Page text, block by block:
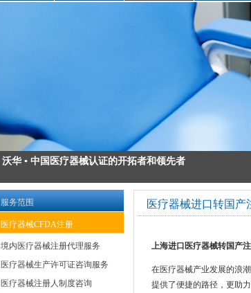
沃华 ▪ 中国医疗器械认证的开拓者和领先者
医疗器械注册 ▪ 为您的安全承诺
医疗器械出口认证 ▪ 出口方案解决专家
医疗器械GMP质量管理规范 ▪ 我们力求精益求精
服务范围
医疗器械CFDA注册
境内医疗器械注册代理服务
医疗器械生产许可证咨询服务
医疗器械注册人制度咨询
医疗器械进口转国产
上海进口医疗器械转国产
在医疗器械产业发展的浪
提供了便捷的路径，更助